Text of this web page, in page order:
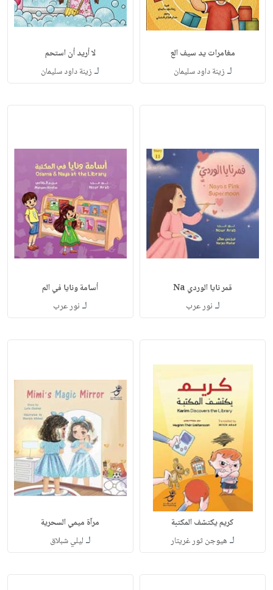
مغامرات يد سيف الع
لـ زينة داود سليمان
لا أريد أن استحم
لـ زينة داود سليمان
قمر نايا الوردي Na
لـ نور عرب
أسامة ونايا في الم
لـ نور عرب
كريم يكتشف المكتبة
لـ هيوجن ثور غريتار
مرآة ميمي السحرية
لـ ليلي شبلاق